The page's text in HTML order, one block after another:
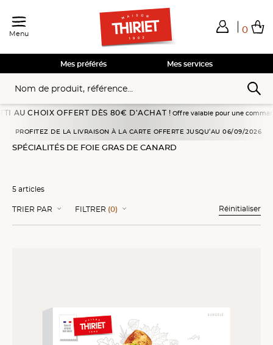
Menu 0
Total de mes achats
Voir mon panier
Voir mon panier
Voir mon panier
Voir mon panier
Mes services
Mes préférés
CHOIX OFFERT DÈS 80€ D’ACHAT !Offre valable pour une commande
PROFITEZ DE LA LIVRAISON À LA CARTE OFFERTE JUSQU’AU 06/09/2026
SPÉCIALITÉS DE FOIE GRAS DE CANARD
5 articles
TRIER PAR FILTRER (0) Réinitialiser